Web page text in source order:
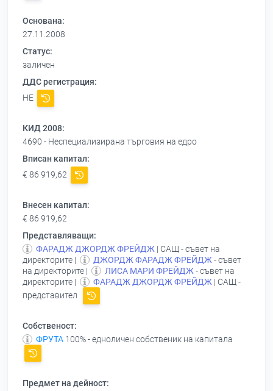
Основана:
27.11.2008
Статус:
заличен
ДДС регистрация:
НЕ
КИД 2008:
4690 - Неспециализирана търговия на едро
Вписан капитал:
€ 86 919,62
Внесен капитал:
€ 86 919,62
Представляващи:
ФАРАДЖ ДЖОРДЖ ФРЕЙДЖ | САЩ - съвет на
директорите |
ДЖОРДЖ ФАРАДЖ ФРЕЙДЖ- съвет
на директорите |
ЛИСА МАРИ ФРЕЙДЖ- съвет на
директорите |
ФАРАДЖ ДЖОРДЖ ФРЕЙДЖ | САЩ -
представител
Собственост:
ФРУТА 100% - едноличен собственик на капитала
Предмет на дейност: